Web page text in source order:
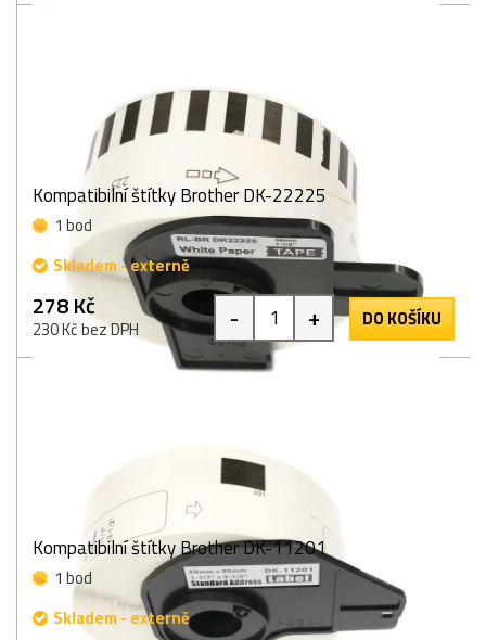
Kompatibilní štítky Brother DK-22225
1 bod
Skladem - externě
278 Kč
230 Kč bez DPH - + DO KOŠÍKU
Kompatibilní štítky Brother DK-11201
1 bod
Skladem - externě